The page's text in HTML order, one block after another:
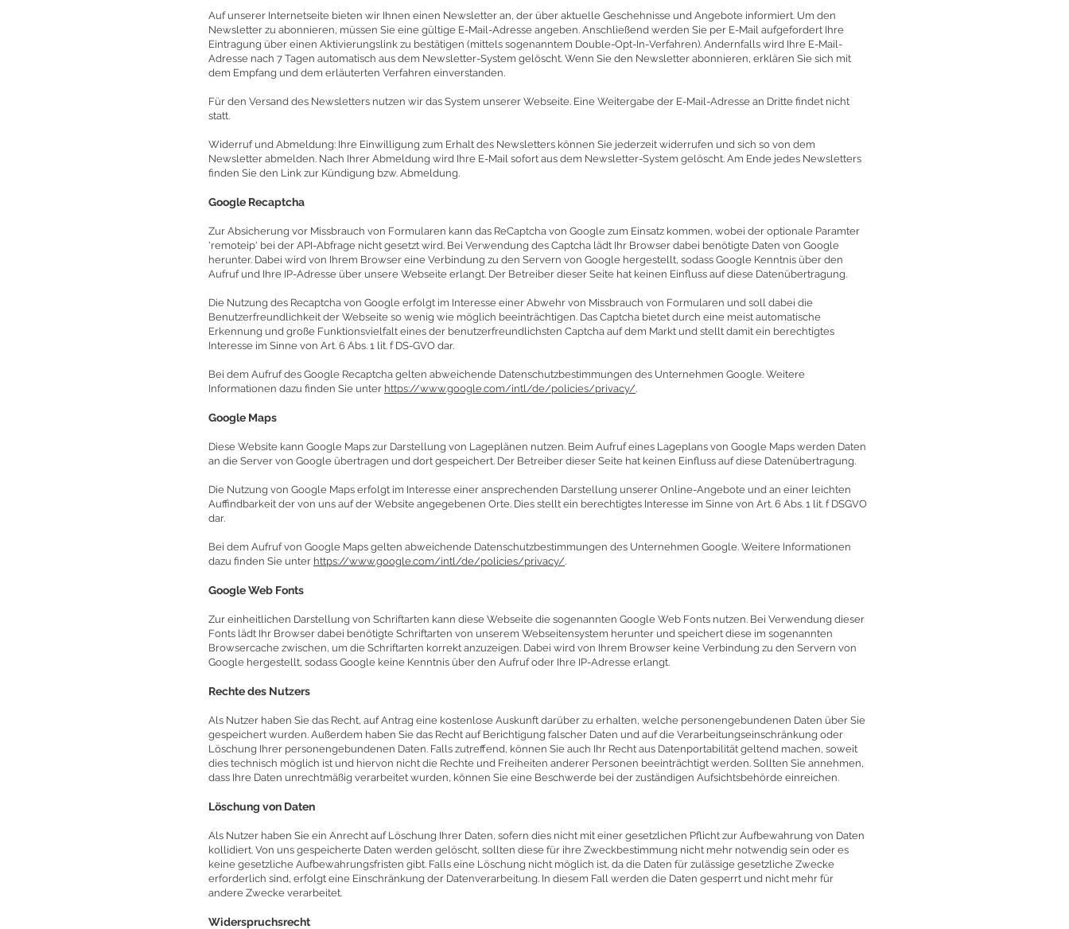
Auf unserer Internetseite bieten wir Ihnen einen Newsletter an, der über aktuelle Geschehnisse und Angebote informiert. Um den
Newsletter zu abonnieren, müssen Sie eine gültige E-Mail-Adresse angeben. Anschließend werden Sie per E-Mail aufgefordert Ihre
Eintragung über einen Aktivierungslink zu bestätigen (mittels sogenanntem Double-Opt-In-Verfahren). Andernfalls wird Ihre E-Mail-
Adresse nach 7 Tagen automatisch aus dem Newsletter-System gelöscht. Wenn Sie den Newsletter abonnieren, erklären Sie sich mit
dem Empfang und dem erläuterten Verfahren einverstanden.
Für den Versand des Newsletters nutzen wir das System unserer Webseite. Eine Weitergabe der E-Mail-Adresse an Dritte findet nicht
statt.
Widerruf und Abmeldung: Ihre Einwilligung zum Erhalt des Newsletters können Sie jederzeit widerrufen und sich so von dem
Newsletter abmelden. Nach Ihrer Abmeldung wird Ihre E-Mail sofort aus dem Newsletter-System gelöscht. Am Ende jedes Newsletters
finden Sie den Link zur Kündigung bzw. Abmeldung.
Google Recaptcha
Zur Absicherung vor Missbrauch von Formularen kann das ReCaptcha von Google zum Einsatz kommen, wobei der optionale Paramter
'remoteip' bei der API-Abfrage nicht gesetzt wird. Bei Verwendung des Captcha lädt Ihr Browser dabei benötigte Daten von Google
herunter. Dabei wird von Ihrem Browser eine Verbindung zu den Servern von Google hergestellt, sodass Google Kenntnis über den
Aufruf und Ihre IP-Adresse über unsere Webseite erlangt. Der Betreiber dieser Seite hat keinen Einfluss auf diese Datenübertragung.
Die Nutzung des Recaptcha von Google erfolgt im Interesse einer Abwehr von Missbrauch von Formularen und soll dabei die
Benutzerfreundlichkeit der Webseite so wenig wie möglich beeinträchtigen. Das Captcha bietet durch eine meist automatische
Erkennung und große Funktionsvielfalt eines der benutzerfreundlichsten Captcha auf dem Markt und stellt damit ein berechtigtes
Interesse im Sinne von Art. 6 Abs. 1 lit. f DS-GVO dar.
Bei dem Aufruf des Google Recaptcha gelten abweichende Datenschutzbestimmungen des Unternehmen Google. Weitere
Informationen dazu finden Sie unter https://www.google.com/intl/de/policies/privacy/.
Google Maps
Diese Website kann Google Maps zur Darstellung von Lageplänen nutzen. Beim Aufruf eines Lageplans von Google Maps werden Daten
an die Server von Google übertragen und dort gespeichert. Der Betreiber dieser Seite hat keinen Einfluss auf diese Datenübertragung.
Die Nutzung von Google Maps erfolgt im Interesse einer ansprechenden Darstellung unserer Online-Angebote und an einer leichten
Auffindbarkeit der von uns auf der Website angegebenen Orte. Dies stellt ein berechtigtes Interesse im Sinne von Art. 6 Abs. 1 lit. f DSGVO
dar.
Bei dem Aufruf von Google Maps gelten abweichende Datenschutzbestimmungen des Unternehmen Google. Weitere Informationen
dazu finden Sie unter https://www.google.com/intl/de/policies/privacy/.
Google Web Fonts
Zur einheitlichen Darstellung von Schriftarten kann diese Webseite die sogenannten Google Web Fonts nutzen. Bei Verwendung dieser
Fonts lädt Ihr Browser dabei benötigte Schriftarten von unserem Webseitensystem herunter und speichert diese im sogenannten
Browsercache zwischen, um die Schriftarten korrekt anzuzeigen. Dabei wird von Ihrem Browser keine Verbindung zu den Servern von
Google hergestellt, sodass Google keine Kenntnis über den Aufruf oder Ihre IP-Adresse erlangt.
Rechte des Nutzers
Als Nutzer haben Sie das Recht, auf Antrag eine kostenlose Auskunft darüber zu erhalten, welche personengebundenen Daten über Sie
gespeichert wurden. Außerdem haben Sie das Recht auf Berichtigung falscher Daten und auf die Verarbeitungseinschränkung oder
Löschung Ihrer personengebundenen Daten. Falls zutreffend, können Sie auch Ihr Recht aus Datenportabilität geltend machen, soweit
dies technisch möglich ist und hiervon nicht die Rechte und Freiheiten anderer Personen beeinträchtigt werden. Sollten Sie annehmen,
dass Ihre Daten unrechtmäßig verarbeitet wurden, können Sie eine Beschwerde bei der zuständigen Aufsichtsbehörde einreichen.
Löschung von Daten
Als Nutzer haben Sie ein Anrecht auf Löschung Ihrer Daten, sofern dies nicht mit einer gesetzlichen Pflicht zur Aufbewahrung von Daten
kollidiert. Von uns gespeicherte Daten werden gelöscht, sollten diese für ihre Zweckbestimmung nicht mehr notwendig sein oder es
keine gesetzliche Aufbewahrungsfristen gibt. Falls eine Löschung nicht möglich ist, da die Daten für zulässige gesetzliche Zwecke
erforderlich sind, erfolgt eine Einschränkung der Datenverarbeitung. In diesem Fall werden die Daten gesperrt und nicht mehr für
andere Zwecke verarbeitet.
Widerspruchsrecht